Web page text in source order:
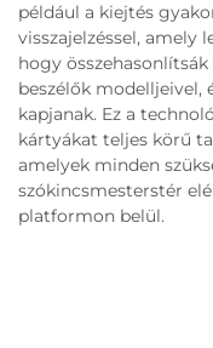
például a kiejtés
visszajelzéssel, amely
hogy
beszélők modelljeivel,
kapjanak. Ez a
kártyákat teljes körű
amelyek minden
szókincsmesterstér
platformon belül.